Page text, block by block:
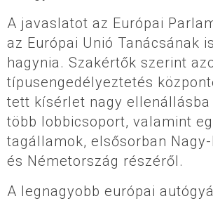
A javaslatot az Európai
az Európai Unió Tanácsának
hagynia. Szakértők szerint
típusengedélyeztetés
tett kísérlet nagy
több lobbicsoport, valamint
tagállamok, elsősorban
és Németország részéről.
A legnagyobb európai